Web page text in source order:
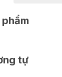
đất nổi tiếng
nhất thế giới,
khiến bất cứ
tự